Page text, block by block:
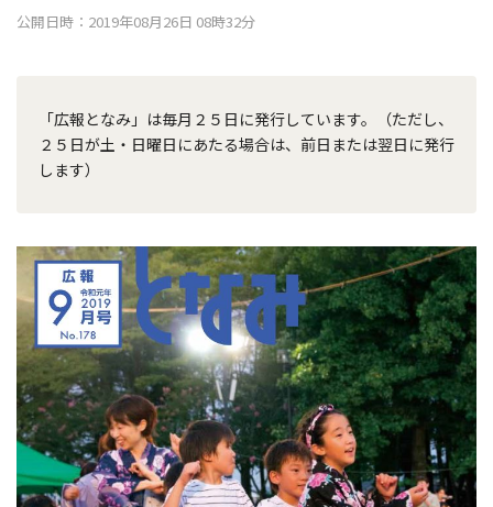
公開日時：2019年08月26日 08時32分
「広報となみ」は毎月２５日に発行しています。（ただし、
２５日が土・日曜日にあたる場合は、前日または翌日に発行
します）